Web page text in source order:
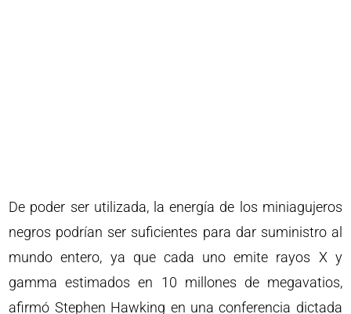
De poder ser utilizada, la energía de los miniagujeros
negros podrían ser suficientes para dar suministro al
mundo entero, ya que cada uno emite rayos X y
gamma estimados en 10 millones de megavatios,
afirmó Stephen Hawking en una conferencia dictada